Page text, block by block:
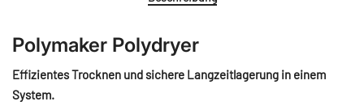
Polymaker Polydryer
Effizientes Trocknen und sichere Langzeitlagerung in einem
System.